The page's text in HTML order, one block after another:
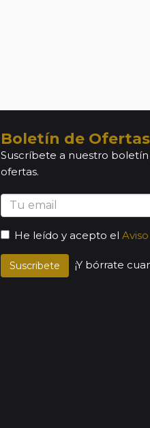
Boletín de Ofertas
Suscríbete a nuestro
ofertas.
He leído y acepto el
Suscribete ¡Y bórrate